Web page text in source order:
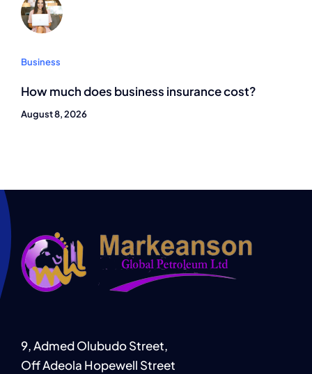
Business
How much does business insurance cost?
August 8, 2026
9, Admed Olubudo Street,
Off Adeola Hopewell Street